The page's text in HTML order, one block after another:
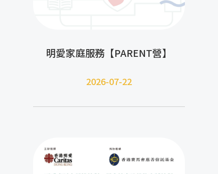
明愛家庭服務【PARENT營】
2026-07-22